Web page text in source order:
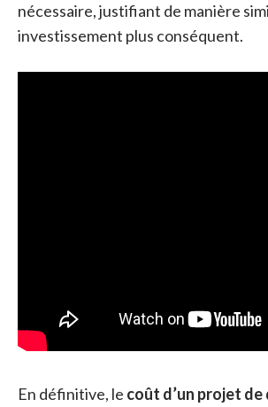
nécessaire, justifiant de manière
investissement plus conséquent.
En définitive, le coût d’un projet